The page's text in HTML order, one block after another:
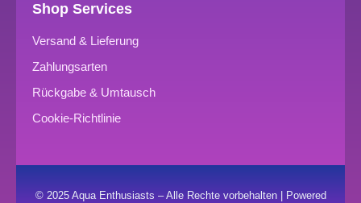
Shop Services
Versand & Lieferung
Zahlungsarten
Rückgabe & Umtausch
Cookie-Richtlinie
© 2025 Aqua Enthusiasts – Alle Rechte vorbehalten | Powered